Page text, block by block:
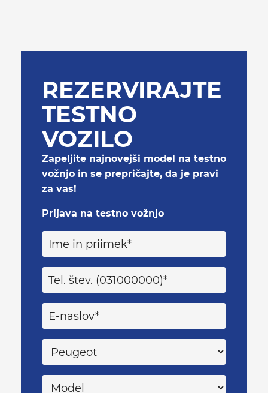
REZERVIRAJTE
TESTNO
VOZILO
Zapeljite najnovejši model na testno
vožnjo in se prepričajte, da je pravi
za vas!
Prijava na testno vožnjo